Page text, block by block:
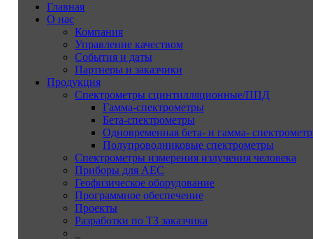
Главная
О нас
Компания
Управление качеством
События и даты
Партнеры и заказчики
Продукция
Спектрометры сцинтилляционные/ППД
Гамма-спектрометры
Бета-спектрометры
Одновременная бета- и гамма-
Полупроводниковые спектрометры
Спектрометры измерения излучения человека
Приборы для АЕС
Геофизическое оборудование
Программное обеспечение
Проекты
Разработки по ТЗ заказчика